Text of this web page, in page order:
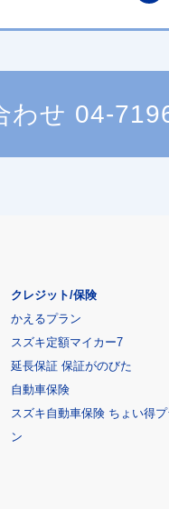
わせ 04-
クレジット/保険
かえるプラン
スズキ定額マイカー7
延長保証 保証がのびた
自動車保険
スズキ自動車保険 ちょい得プ
ン